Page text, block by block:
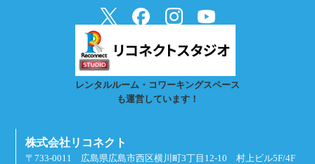
レンタルルーム・コワーキングスペース
も運営しています！
株式会社リコネクト
〒733-0011 広島県広島市西区横川町3丁目12-10 村上ビル5F/4F